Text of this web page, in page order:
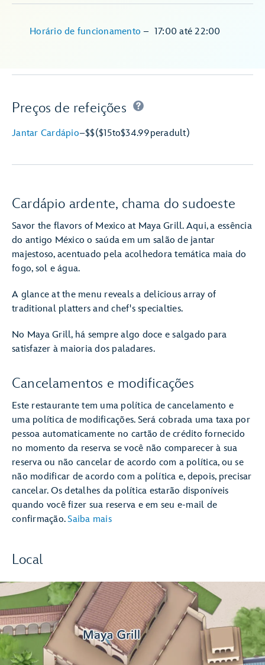
Horário de funcionamento– 17:00 até 22:00
Preços de refeições
Jantar Cardápio–$$($15to$34.99peradult)
Cardápio ardente, chama do sudoeste
Savor the flavors of Mexico at Maya Grill. Aqui, a essência
do antigo México o saúda em um salão de jantar
majestoso, acentuado pela acolhedora temática maia do
fogo, sol e água.
A glance at the menu reveals a delicious array of
traditional platters and chef's specialties.
No Maya Grill, há sempre algo doce e salgado para
satisfazer à maioria dos paladares.
Cancelamentos e modificações
Este restaurante tem uma política de cancelamento e
uma política de modificações. Será cobrada uma taxa por
pessoa automaticamente no cartão de crédito fornecido
no momento da reserva se você não comparecer à sua
reserva ou não cancelar de acordo com a política, ou se
não modificar de acordo com a política e, depois, precisar
cancelar. Os detalhes da política estarão disponíveis
quando você fizer sua reserva e em seu e-mail de
confirmação.Saiba mais
Local